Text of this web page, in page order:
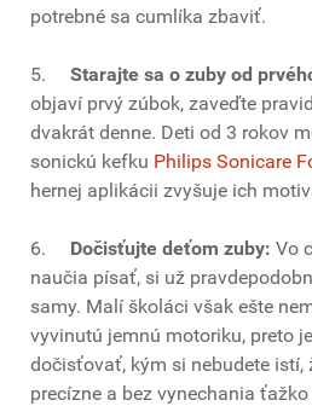
potrebné sa cumlíka zbaviť.
5. Starajte sa o zuby od
objaví prvý zúbok, zaveďte
dvakrát denne. Deti od 3 rokov
sonickú kefku Philips Sonicare
hernej aplikácii zvyšuje ich
6. Dočisťujte deťom zuby: Vo
naučia písať, si už
samy. Malí školáci však ešte
vyvinutú jemnú motoriku, preto
dočisťovať, kým si nebudete istí,
precízne a bez vynechania